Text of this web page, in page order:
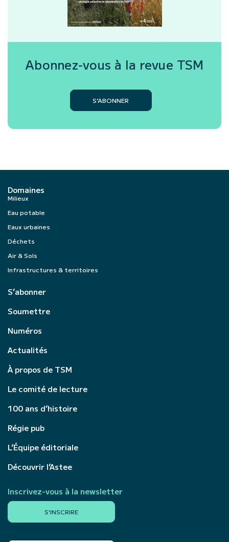
Abonnez-vous à la revue TSM
S’ABONNER
Domaines
Milieux
Eau potable
Eaux urbaines
Déchets
Air & Sols
Infrastructures & territoires
S’abonner
Soumettre
Numéros
Actualités
À propos de TSM
Le comité de lecture
100 ans d’histoire
Régie pub
L’Équipe éditoriale
Découvrir l’Astee
Inscrivez-vous à la newsletter
S'INSCRIRE